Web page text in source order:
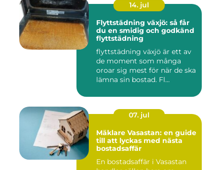
14. jul
Flyttstädning växjö: så får
du en smidig och godkänd
flyttstädning
flyttstädning växjö är ett av
de moment som många
oroar sig mest för när de ska
lämna sin bostad. Fl...
07. jul
Mäklare Vasastan: en guide
till att lyckas med nästa
bostadsaffär
En bostadsaffär i Vasastan